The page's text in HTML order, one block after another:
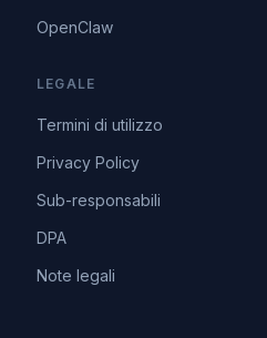
OpenClaw
LEGALE
Termini di utilizzo
Privacy Policy
Sub-responsabili
DPA
Note legali